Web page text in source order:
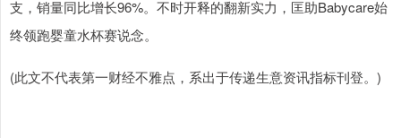
支，销量同比增长96%。不时开释的翻新实力，匡助Babycare始
终领跑婴童水杯赛说念。
(此文不代表第一财经不雅点，系出于传递生意资讯指标刊登。)